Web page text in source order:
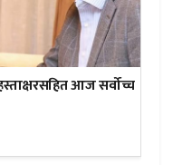
आज सर्वोच्च